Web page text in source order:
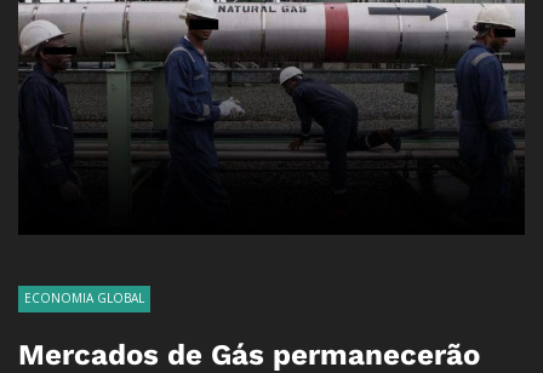
ECONOMIA GLOBAL
Mercados de Gás permanecerão